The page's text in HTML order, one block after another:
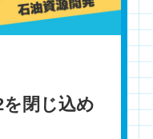
閉じ込め